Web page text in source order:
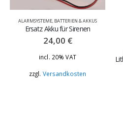
ALARMSYSTEME, BATTERIEN & AKKUS
Ersatz Akku für Sirenen
24,00 €
incl. 20% VAT
zzgl. Versandkosten